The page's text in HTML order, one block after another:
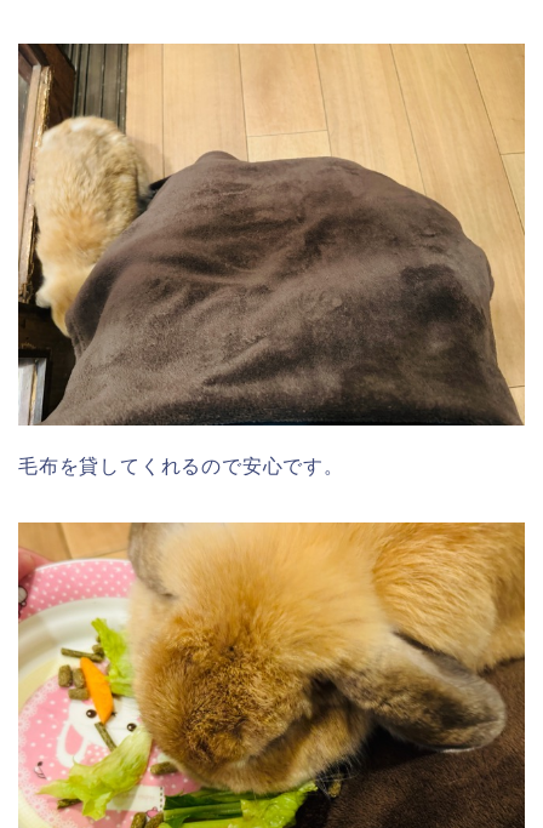
毛布を貸してくれるので安心です。